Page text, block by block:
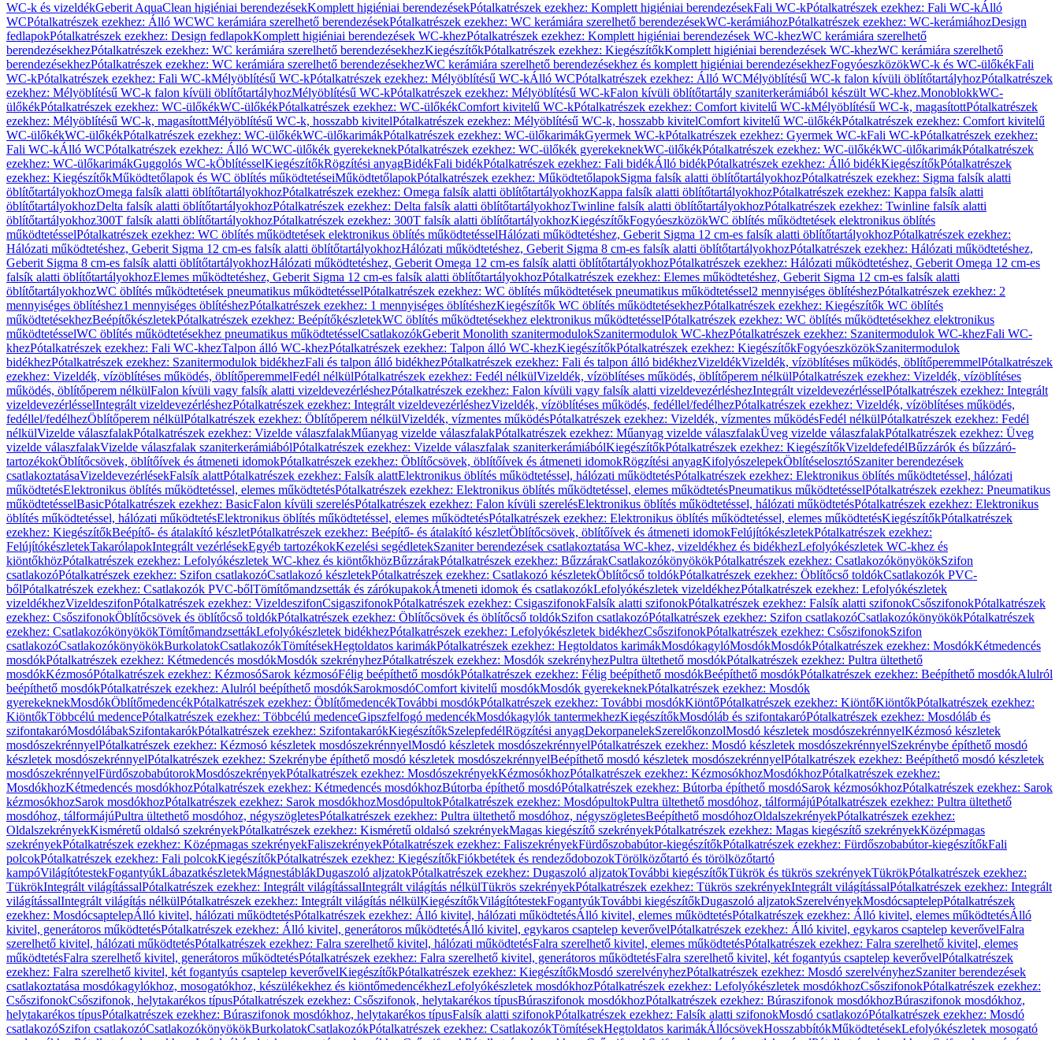
WC-k és vizeldékGeberit AquaClean higiéniai berendezésekKomplett higiéniai berendezésekPótalkatrészek ezekhez: Komplett higiéniai berendezésekFali WC-kPótalkatrészek ezekhez: Fali WC-kÁlló
WCPótalkatrészek ezekhez: Álló WCWC kerámiára szerelhető berendezésekPótalkatrészek ezekhez: WC kerámiára szerelhető berendezésekWC-kerámiáhozPótalkatrészek ezekhez: WC-kerámiáhozDesign
fedlapokPótalkatrészek ezekhez: Design fedlapokKomplett higiéniai berendezések WC-khezPótalkatrészek ezekhez: Komplett higiéniai berendezések WC-khezWC kerámiára szerelhető
berendezésekhezPótalkatrészek ezekhez: WC kerámiára szerelhető berendezésekhezKiegészítőkPótalkatrészek ezekhez: KiegészítőkKomplett higiéniai berendezések WC-khezWC kerámiára szerelhető
berendezésekhezPótalkatrészek ezekhez: WC kerámiára szerelhető berendezésekhezWC kerámiára szerelhető berendezésekhez és komplett higiéniai berendezésekhezFogyóeszközökWC-k és WC-ülőkékFali
WC-kPótalkatrészek ezekhez: Fali WC-kMélyöblítésű WC-kPótalkatrészek ezekhez: Mélyöblítésű WC-kÁlló WCPótalkatrészek ezekhez: Álló WCMélyöblítésű WC-k falon kívüli öblítőtartályhozPótalkatrészek
ezekhez: Mélyöblítésű WC-k falon kívüli öblítőtartályhozMélyöblítésű WC-kPótalkatrészek ezekhez: Mélyöblítésű WC-kFalon kívüli öblítőtartály szaniterkerámiából készült WC-khez.MonoblokkWC-
ülőkékPótalkatrészek ezekhez: WC-ülőkékWC-ülőkékPótalkatrészek ezekhez: WC-ülőkékComfort kivitelű WC-kPótalkatrészek ezekhez: Comfort kivitelű WC-kMélyöblítésű WC-k, magasítottPótalkatrészek
ezekhez: Mélyöblítésű WC-k, magasítottMélyöblítésű WC-k, hosszabb kivitelPótalkatrészek ezekhez: Mélyöblítésű WC-k, hosszabb kivitelComfort kivitelű WC-ülőkékPótalkatrészek ezekhez: Comfort kivitelű
WC-ülőkékWC-ülőkékPótalkatrészek ezekhez: WC-ülőkékWC-ülőkarimákPótalkatrészek ezekhez: WC-ülőkarimákGyermek WC-kPótalkatrészek ezekhez: Gyermek WC-kFali WC-kPótalkatrészek ezekhez:
Fali WC-kÁlló WCPótalkatrészek ezekhez: Álló WCWC-ülőkék gyerekeknekPótalkatrészek ezekhez: WC-ülőkék gyerekeknekWC-ülőkékPótalkatrészek ezekhez: WC-ülőkékWC-ülőkarimákPótalkatrészek
ezekhez: WC-ülőkarimákGuggolós WC-kÖblítésselKiegészítőkRögzítési anyagBidékFali bidékPótalkatrészek ezekhez: Fali bidékÁlló bidékPótalkatrészek ezekhez: Álló bidékKiegészítőkPótalkatrészek
ezekhez: KiegészítőkMűködtetőlapok és WC öblítés működtetéseiMűködtetőlapokPótalkatrészek ezekhez: MűködtetőlapokSigma falsík alatti öblítőtartályokhozPótalkatrészek ezekhez: Sigma falsík alatti
öblítőtartályokhozOmega falsík alatti öblítőtartályokhozPótalkatrészek ezekhez: Omega falsík alatti öblítőtartályokhozKappa falsík alatti öblítőtartályokhozPótalkatrészek ezekhez: Kappa falsík alatti
öblítőtartályokhozDelta falsík alatti öblítőtartályokhozPótalkatrészek ezekhez: Delta falsík alatti öblítőtartályokhozTwinline falsík alatti öblítőtartályokhozPótalkatrészek ezekhez: Twinline falsík alatti
öblítőtartályokhoz300T falsík alatti öblítőtartályokhozPótalkatrészek ezekhez: 300T falsík alatti öblítőtartályokhozKiegészítőkFogyóeszközökWC öblítés működtetések elektronikus öblítés
működtetésselPótalkatrészek ezekhez: WC öblítés működtetések elektronikus öblítés működtetésselHálózati működtetéshez, Geberit Sigma 12 cm-es falsík alatti öblítőtartályokhozPótalkatrészek ezekhez:
Hálózati működtetéshez, Geberit Sigma 12 cm-es falsík alatti öblítőtartályokhozHálózati működtetéshez, Geberit Sigma 8 cm-es falsík alatti öblítőtartályokhozPótalkatrészek ezekhez: Hálózati működtetéshez,
Geberit Sigma 8 cm-es falsík alatti öblítőtartályokhozHálózati működtetéshez, Geberit Omega 12 cm-es falsík alatti öblítőtartályokhozPótalkatrészek ezekhez: Hálózati működtetéshez, Geberit Omega 12 cm-es
falsík alatti öblítőtartályokhozElemes működtetéshez, Geberit Sigma 12 cm-es falsík alatti öblítőtartályokhozPótalkatrészek ezekhez: Elemes működtetéshez, Geberit Sigma 12 cm-es falsík alatti
öblítőtartályokhozWC öblítés működtetések pneumatikus működtetésselPótalkatrészek ezekhez: WC öblítés működtetések pneumatikus működtetéssel2 mennyiséges öblítéshezPótalkatrészek ezekhez: 2
mennyiséges öblítéshez1 mennyiséges öblítéshezPótalkatrészek ezekhez: 1 mennyiséges öblítéshezKiegészítők WC öblítés működtetésekhezPótalkatrészek ezekhez: Kiegészítők WC öblítés
működtetésekhezBeépítőkészletekPótalkatrészek ezekhez: BeépítőkészletekWC öblítés működtetésekhez elektronikus működtetésselPótalkatrészek ezekhez: WC öblítés működtetésekhez elektronikus
működtetésselWC öblítés működtetésekhez pneumatikus működtetésselCsatlakozókGeberit Monolith szanitermodulokSzanitermodulok WC-khezPótalkatrészek ezekhez: Szanitermodulok WC-khezFali WC-
khezPótalkatrészek ezekhez: Fali WC-khezTalpon álló WC-khezPótalkatrészek ezekhez: Talpon álló WC-khezKiegészítőkPótalkatrészek ezekhez: KiegészítőkFogyóeszközökSzanitermodulok
bidékhezPótalkatrészek ezekhez: Szanitermodulok bidékhezFali és talpon álló bidékhezPótalkatrészek ezekhez: Fali és talpon álló bidékhezVizeldékVizeldék, vízöblítéses működés, öblítőperemmelPótalkatrészek
ezekhez: Vizeldék, vízöblítéses működés, öblítőperemmelFedél nélkülPótalkatrészek ezekhez: Fedél nélkülVizeldék, vízöblítéses működés, öblítőperem nélkülPótalkatrészek ezekhez: Vizeldék, vízöblítéses
működés, öblítőperem nélkülFalon kívüli vagy falsík alatti vizeldevezérléshezPótalkatrészek ezekhez: Falon kívüli vagy falsík alatti vizeldevezérléshezIntegrált vizeldevezérlésselPótalkatrészek ezekhez: Integrált
vizeldevezérlésselIntegrált vizeldevezérléshezPótalkatrészek ezekhez: Integrált vizeldevezérléshezVizeldék, vízöblítéses működés, fedéllel/fedélhezPótalkatrészek ezekhez: Vizeldék, vízöblítéses működés,
fedéllel/fedélhezÖblítőperem nélkülPótalkatrészek ezekhez: Öblítőperem nélkülVizeldék, vízmentes működésPótalkatrészek ezekhez: Vizeldék, vízmentes működésFedél nélkülPótalkatrészek ezekhez: Fedél
nélkülVizelde válaszfalakPótalkatrészek ezekhez: Vizelde válaszfalakMűanyag vizelde válaszfalakPótalkatrészek ezekhez: Műanyag vizelde válaszfalakÜveg vizelde válaszfalakPótalkatrészek ezekhez: Üveg
vizelde válaszfalakVizelde válaszfalak szaniterkerámiábólPótalkatrészek ezekhez: Vizelde válaszfalak szaniterkerámiábólKiegészítőkPótalkatrészek ezekhez: KiegészítőkVizeldefedélBűzzárók és bűzzáró-
tartozékokÖblítőcsövek, öblítőívek és átmeneti idomokPótalkatrészek ezekhez: Öblítőcsövek, öblítőívek és átmeneti idomokRögzítési anyagKifolyószelepekÖblítéselosztóSzaniter berendezések
csatlakoztatásaVizeldevezérlésekFalsík alattPótalkatrészek ezekhez: Falsík alattElektronikus öblítés működtetéssel, hálózati működtetésPótalkatrészek ezekhez: Elektronikus öblítés működtetéssel, hálózati
működtetésElektronikus öblítés működtetéssel, elemes működtetésPótalkatrészek ezekhez: Elektronikus öblítés működtetéssel, elemes működtetésPneumatikus működtetésselPótalkatrészek ezekhez: Pneumatikus
működtetésselBasicPótalkatrészek ezekhez: BasicFalon kívüli szerelésPótalkatrészek ezekhez: Falon kívüli szerelésElektronikus öblítés működtetéssel, hálózati működtetésPótalkatrészek ezekhez: Elektronikus
öblítés működtetéssel, hálózati működtetésElektronikus öblítés működtetéssel, elemes működtetésPótalkatrészek ezekhez: Elektronikus öblítés működtetéssel, elemes működtetésKiegészítőkPótalkatrészek
ezekhez: KiegészítőkBeépítő- és átalakító készletPótalkatrészek ezekhez: Beépítő- és átalakító készletÖblítőcsövek, öblítőívek és átmeneti idomokFelújítókészletekPótalkatrészek ezekhez:
FelújítókészletekTakarólapokIntegrált vezérlésekEgyéb tartozékokKezelési segédletekSzaniter berendezések csatlakoztatása WC-khez, vizeldékhez és bidékhezLefolyókészletek WC-khez és
kiöntőkhözPótalkatrészek ezekhez: Lefolyókészletek WC-khez és kiöntőkhözBűzzárakPótalkatrészek ezekhez: BűzzárakCsatlakozókönyökökPótalkatrészek ezekhez: CsatlakozókönyökökSzifon
csatlakozóPótalkatrészek ezekhez: Szifon csatlakozóCsatlakozó készletekPótalkatrészek ezekhez: Csatlakozó készletekÖblítőcső toldókPótalkatrészek ezekhez: Öblítőcső toldókCsatlakozók PVC-
bőlPótalkatrészek ezekhez: Csatlakozók PVC-bőlTömítőmandzsetták és zárókupakokÁtmeneti idomok és csatlakozókLefolyókészletek vizeldékhezPótalkatrészek ezekhez: Lefolyókészletek
vizeldékhezVizeldeszifonPótalkatrészek ezekhez: VizeldeszifonCsigaszifonokPótalkatrészek ezekhez: CsigaszifonokFalsík alatti szifonokPótalkatrészek ezekhez: Falsík alatti szifonokCsőszifonokPótalkatrészek
ezekhez: CsőszifonokÖblítőcsövek és öblítőcső toldókPótalkatrészek ezekhez: Öblítőcsövek és öblítőcső toldókSzifon csatlakozóPótalkatrészek ezekhez: Szifon csatlakozóCsatlakozókönyökökPótalkatrészek
ezekhez: CsatlakozókönyökökTömítőmandzsettákLefolyókészletek bidékhezPótalkatrészek ezekhez: Lefolyókészletek bidékhezCsőszifonokPótalkatrészek ezekhez: CsőszifonokSzifon
csatlakozóCsatlakozókönyökökBurkolatokCsatlakozókTömítésekHegtoldatos karimákPótalkatrészek ezekhez: Hegtoldatos karimákMosdókagylóMosdókMosdókPótalkatrészek ezekhez: MosdókKétmedencés
mosdókPótalkatrészek ezekhez: Kétmedencés mosdókMosdók szekrényhezPótalkatrészek ezekhez: Mosdók szekrényhezPultra ültethető mosdókPótalkatrészek ezekhez: Pultra ültethető
mosdókKézmosóPótalkatrészek ezekhez: KézmosóSarok kézmosóFélig beépíthető mosdókPótalkatrészek ezekhez: Félig beépíthető mosdókBeépíthető mosdókPótalkatrészek ezekhez: Beépíthető mosdókAlulról
beépíthető mosdókPótalkatrészek ezekhez: Alulról beépíthető mosdókSarokmosdóComfort kivitelű mosdókMosdók gyerekeknekPótalkatrészek ezekhez: Mosdók
gyerekeknekMosdókÖblítőmedencékPótalkatrészek ezekhez: ÖblítőmedencékTovábbi mosdókPótalkatrészek ezekhez: További mosdókKiöntőPótalkatrészek ezekhez: KiöntőKiöntőkPótalkatrészek ezekhez:
KiöntőkTöbbcélú medencePótalkatrészek ezekhez: Többcélú medenceGipszfelfogó medencékMosdókagylók tantermekhezKiegészítőkMosdóláb és szifontakaróPótalkatrészek ezekhez: Mosdóláb és
szifontakaróMosdólábakSzifontakarókPótalkatrészek ezekhez: SzifontakarókKiegészítőkSzelepfedélRögzítési anyagDekorpanelekSzerelőkonzolMosdó készletek mosdószekrénnyelKézmosó készletek
mosdószekrénnyelPótalkatrészek ezekhez: Kézmosó készletek mosdószekrénnyelMosdó készletek mosdószekrénnyelPótalkatrészek ezekhez: Mosdó készletek mosdószekrénnyelSzekrénybe építhető mosdó
készletek mosdószekrénnyelPótalkatrészek ezekhez: Szekrénybe építhető mosdó készletek mosdószekrénnyelBeépíthető mosdó készletek mosdószekrénnyelPótalkatrészek ezekhez: Beépíthető mosdó készletek
mosdószekrénnyelFürdőszobabútorokMosdószekrényekPótalkatrészek ezekhez: MosdószekrényekKézmosókhozPótalkatrészek ezekhez: KézmosókhozMosdókhozPótalkatrészek ezekhez:
MosdókhozKétmedencés mosdókhozPótalkatrészek ezekhez: Kétmedencés mosdókhozBútorba építhető mosdóPótalkatrészek ezekhez: Bútorba építhető mosdóSarok kézmosókhozPótalkatrészek ezekhez: Sarok
kézmosókhozSarok mosdókhozPótalkatrészek ezekhez: Sarok mosdókhozMosdópultokPótalkatrészek ezekhez: MosdópultokPultra ültethető mosdóhoz, tálformájúPótalkatrészek ezekhez: Pultra ültethető
mosdóhoz, tálformájúPultra ültethető mosdóhoz, négyszögletesPótalkatrészek ezekhez: Pultra ültethető mosdóhoz, négyszögletesBeépíthető mosdóhozOldalszekrényekPótalkatrészek ezekhez:
OldalszekrényekKisméretű oldalsó szekrényekPótalkatrészek ezekhez: Kisméretű oldalsó szekrényekMagas kiegészítő szekrényekPótalkatrészek ezekhez: Magas kiegészítő szekrényekKözépmagas
szekrényekPótalkatrészek ezekhez: Középmagas szekrényekFaliszekrényekPótalkatrészek ezekhez: FaliszekrényekFürdőszobabútor-kiegészítőkPótalkatrészek ezekhez: Fürdőszobabútor-kiegészítőkFali
polcokPótalkatrészek ezekhez: Fali polcokKiegészítőkPótalkatrészek ezekhez: KiegészítőkFiókbetétek és rendeződobozokTörölközőtartó és törölközőtartó
kampóVilágítótestekFogantyúkLábazatkészletekMágnestáblákDugaszoló aljzatokPótalkatrészek ezekhez: Dugaszoló aljzatokTovábbi kiegészítőkTükrök és tükrös szekrényekTükrökPótalkatrészek ezekhez:
TükrökIntegrált világítássalPótalkatrészek ezekhez: Integrált világítássalIntegrált világítás nélkülTükrös szekrényekPótalkatrészek ezekhez: Tükrös szekrényekIntegrált világítássalPótalkatrészek ezekhez: Integrált
világítássalIntegrált világítás nélkülPótalkatrészek ezekhez: Integrált világítás nélkülKiegészítőkVilágítótestekFogantyúkTovábbi kiegészítőkDugaszoló aljzatokSzerelvényekMosdócsaptelepPótalkatrészek
ezekhez: MosdócsaptelepÁlló kivitel, hálózati működtetésPótalkatrészek ezekhez: Álló kivitel, hálózati működtetésÁlló kivitel, elemes működtetésPótalkatrészek ezekhez: Álló kivitel, elemes működtetésÁlló
kivitel, generátoros működtetésPótalkatrészek ezekhez: Álló kivitel, generátoros működtetésÁlló kivitel, egykaros csaptelep keverővelPótalkatrészek ezekhez: Álló kivitel, egykaros csaptelep keverővelFalra
szerelhető kivitel, hálózati működtetésPótalkatrészek ezekhez: Falra szerelhető kivitel, hálózati működtetésFalra szerelhető kivitel, elemes működtetésPótalkatrészek ezekhez: Falra szerelhető kivitel, elemes
működtetésFalra szerelhető kivitel, generátoros működtetésPótalkatrészek ezekhez: Falra szerelhető kivitel, generátoros működtetésFalra szerelhető kivitel, két fogantyús csaptelep keverővelPótalkatrészek
ezekhez: Falra szerelhető kivitel, két fogantyús csaptelep keverővelKiegészítőkPótalkatrészek ezekhez: KiegészítőkMosdó szerelvényhezPótalkatrészek ezekhez: Mosdó szerelvényhezSzaniter berendezések
csatlakoztatása mosdókagylókhoz, mosogatókhoz, készülékekhez és kiöntőmedencékhezLefolyókészletek mosdókhozPótalkatrészek ezekhez: Lefolyókészletek mosdókhozCsőszifonokPótalkatrészek ezekhez:
CsőszifonokCsőszifonok, helytakarékos típusPótalkatrészek ezekhez: Csőszifonok, helytakarékos típusBúraszifonok mosdókhozPótalkatrészek ezekhez: Búraszifonok mosdókhozBúraszifonok mosdókhoz,
helytakarékos típusPótalkatrészek ezekhez: Búraszifonok mosdókhoz, helytakarékos típusFalsík alatti szifonokPótalkatrészek ezekhez: Falsík alatti szifonokMosdó csatlakozóPótalkatrészek ezekhez: Mosdó
csatlakozóSzifon csatlakozóCsatlakozókönyökökBurkolatokCsatlakozókPótalkatrészek ezekhez: CsatlakozókTömítésekHegtoldatos karimákÁllócsövekHosszabbítókMűködtetésekLefolyókészletek mosogató